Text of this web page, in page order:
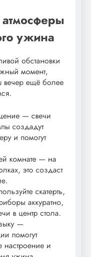
ужина
обстановки
момент,
вечер ещё более
— свечи
создадут
и помогут
комнате — на
это создаст
скатерть,
аккуратно,
в центр стола.
—
помогут
настроение и